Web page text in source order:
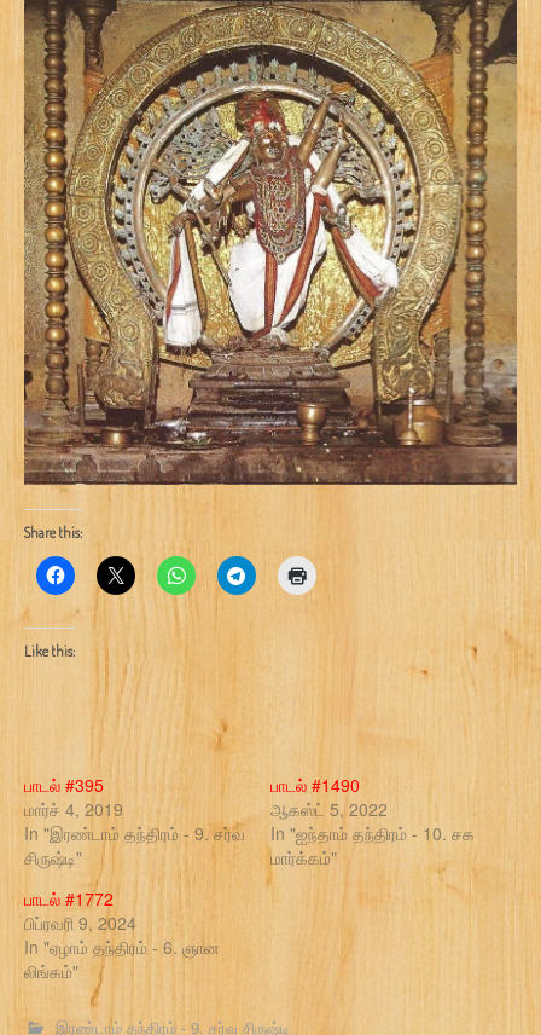
Share this:
Like this:
பாடல் #395
மார்ச் 4, 2019
In "இரண்டாம் தந்திரம் - 9. சர்வ
சிருஷ்டி"
பாடல் #1490
ஆகஸ்ட் 5, 2022
In "ஐந்தாம் தந்திரம் - 10. சக
மார்க்கம்"
பாடல் #1772
பிப்ரவரி 9, 2024
In "ஏழாம் தந்திரம் - 6. ஞான
லிங்கம்"
இரண்டாம் தந்திரம் - 9. சர்வ சிருஷ்டி